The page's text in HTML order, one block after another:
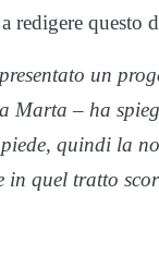
a redigere questo
un
Marta – ha
quindi la
quel tratto